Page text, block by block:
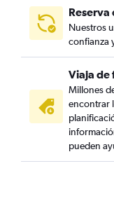
Nuestros
confianza
Viaja de
Millones
encontrar
pueden